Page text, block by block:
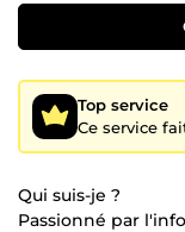
Top service
Ce service
Qui suis-je ?
Passionné par